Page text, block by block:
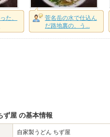
た、
菅名岳の水で仕込ん
だ路地裏の、う...
ず屋 の基本情報
自家製うどん ちず屋